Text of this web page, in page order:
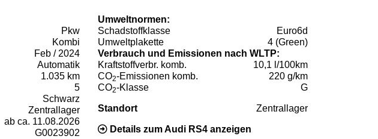
Pkw
Kombi
Feb / 2024
Automatik
1.035 km
5
Schwarz
Zentrallager
ab ca. 11.08.2026
G0023902
Umweltnormen:
Schadstoffklasse
Euro6d
Umweltplakette
4 (Green)
Verbrauch und Emissionen nach WLTP:
Kraftstoffverbr. komb.
10,1 l/100km
CO2-Emissionen komb.
220 g/km
CO2-Klasse G
Standort Zentrallager
Details zum Audi RS4 anzeigen